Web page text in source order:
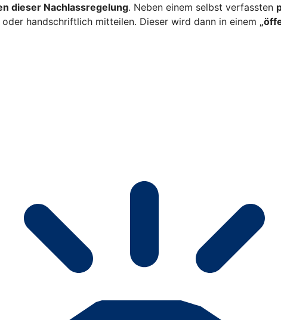
dieser Nachlassregelung. Neben einem selbst verfassten
handschriftlich mitteilen. Dieser wird dann in einem